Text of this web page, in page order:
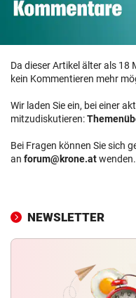
Da dieser Artikel älter als
kein Kommentieren mehr
Wir laden Sie ein, bei einer
mitzudiskutieren:
Bei Fragen können Sie sich
an forum@krone.atwenden.
NEWSLETTER